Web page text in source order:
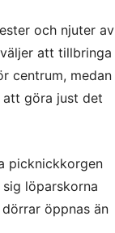
och njuter av
att tillbringa
centrum, medan
att göra just det
picknickkorgen
löparskorna
öppnas än